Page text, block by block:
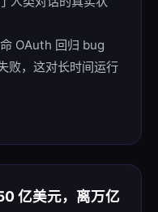
OAuth 回归 bug
，这对长时间运行
亿美元，离万亿